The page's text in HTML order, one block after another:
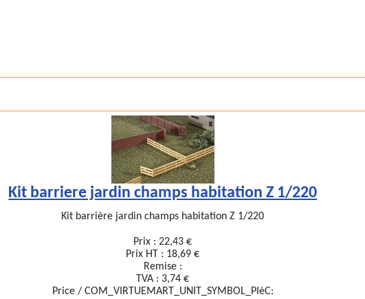
Kit barriere jardin champs habitation Z 1/220
Kit barrière jardin champs habitation Z 1/220
Prix :22,43 €
Prix HT : 18,69 €
Remise :
TVA : 3,74 €
Price / COM_VIRTUEMART_UNIT_SYMBOL_PIèC: